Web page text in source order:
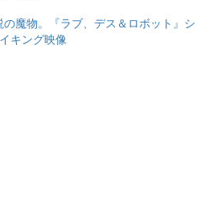
魔物。『ラブ、デス＆ロボット』シ
キング映像